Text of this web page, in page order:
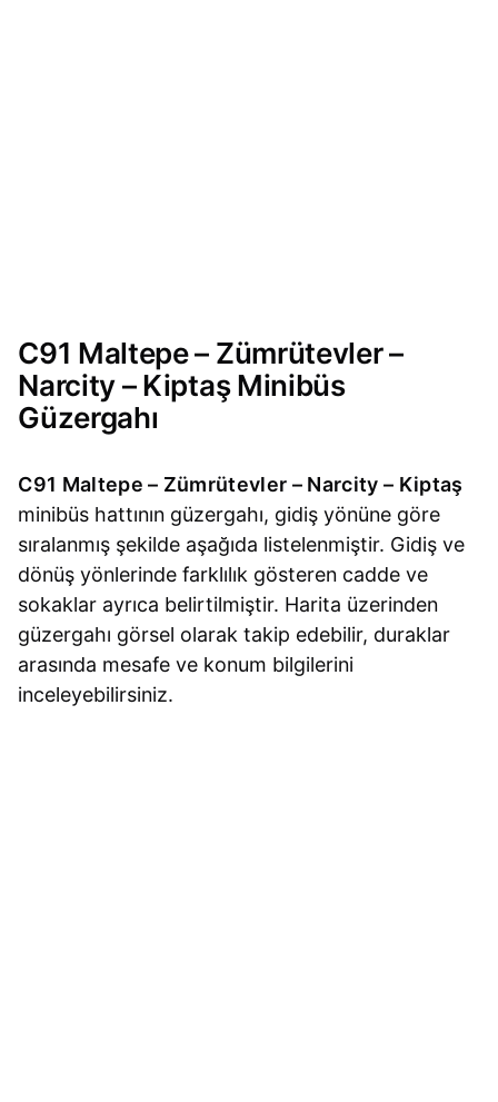
C91 Maltepe – Zümrütevler –
Narcity – Kiptaş Minibüs
Güzergahı
C91 Maltepe – Zümrütevler – Narcity – Kiptaş
minibüs hattının güzergahı, gidiş yönüne göre
sıralanmış şekilde aşağıda listelenmiştir. Gidiş ve
dönüş yönlerinde farklılık gösteren cadde ve
sokaklar ayrıca belirtilmiştir. Harita üzerinden
güzergahı görsel olarak takip edebilir, duraklar
arasında mesafe ve konum bilgilerini
inceleyebilirsiniz.